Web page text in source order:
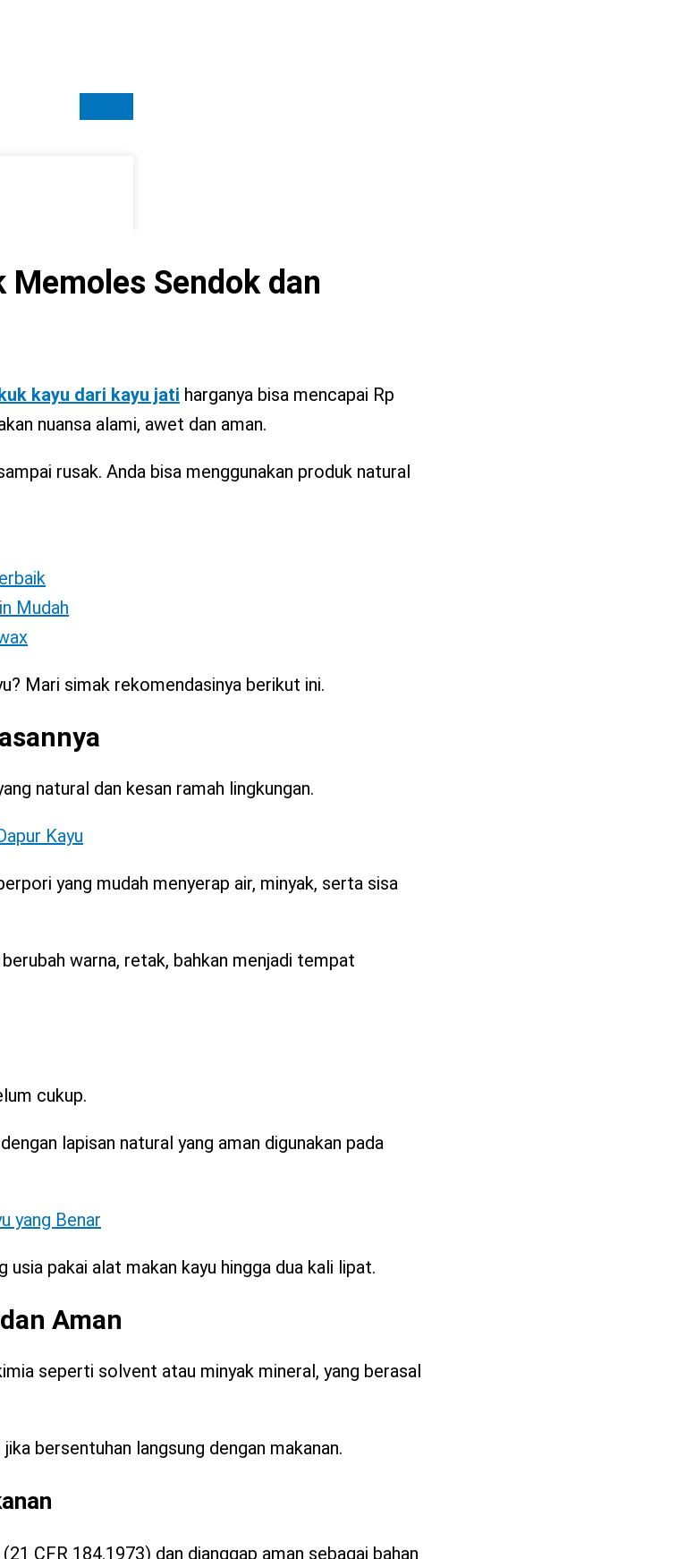
Sendok dan
kayu dari kayu jati harganya bisa mencapai Rp
nuansa alami, awet dan aman.
rusak. Anda bisa menggunakan produk natural
Mudah
Mari simak rekomendasinya berikut ini.
natural dan kesan ramah lingkungan.
Kayu
yang mudah menyerap air, minyak, serta sisa
warna, retak, bahkan menjadi tempat
cukup.
lapisan natural yang aman digunakan pada
yang Benar
pakai alat makan kayu hingga dua kali lipat.
Aman
seperti solvent atau minyak mineral, yang berasal
bersentuhan langsung dengan makanan.
CFR 184.1973) dan dianggap aman sebagai bahan